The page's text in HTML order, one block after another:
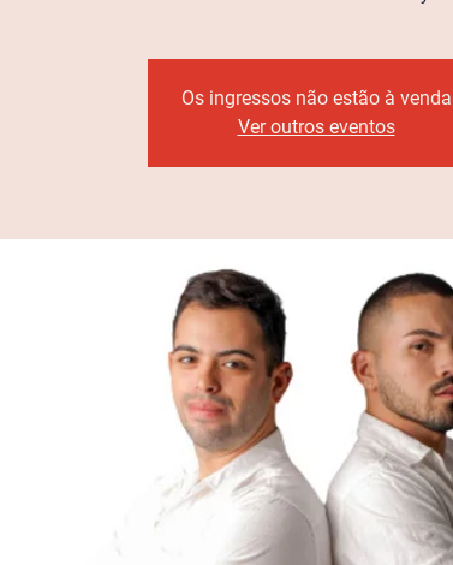
Os ingressos não estão à venda
Ver outros eventos